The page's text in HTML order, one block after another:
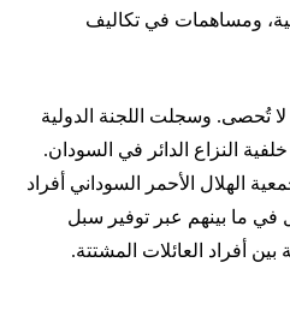
ومساهمات في تكاليف
تُحصى. وسجلت اللجنة الدولية
خلفية النزاع الدائر في السودان.
الهلال الأحمر السوداني أفراد
في ما بينهم عبر توفير سبل
بين أفراد العائلات المشتتة.